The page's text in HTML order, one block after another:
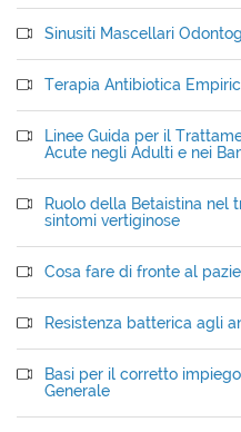
Sinusiti Mascellari
Terapia Antibiotica
Linee Guida per il
Acute negli Adulti e nei
Ruolo della Betaistina nel
sintomi vertiginose
Cosa fare di fronte al
Resistenza batterica agli
Basi per il corretto
Generale